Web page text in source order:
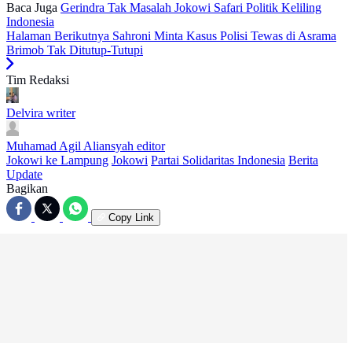
Baca Juga Gerindra Tak Masalah Jokowi Safari Politik Keliling
Indonesia
Halaman Berikutnya Sahroni Minta Kasus Polisi Tewas di Asrama
Brimob Tak Ditutup-Tutupi
Tim Redaksi
Delvira writer
Muhamad Agil Aliansyah editor
Jokowi ke Lampung Jokowi Partai Solidaritas Indonesia Berita
Update
Bagikan
Copy Link